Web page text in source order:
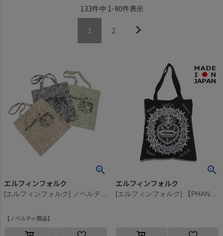
133件中 1-90件表示
1 2
エルフィンフォルク
ノベルティ商品
エルフィンフォルク